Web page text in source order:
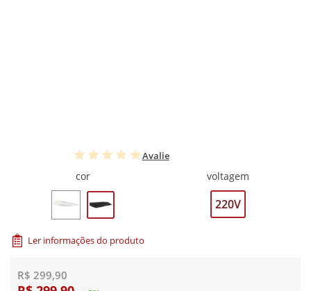
Avalie
cor voltagem
220V
Ler informações do produto
R$ 299,90